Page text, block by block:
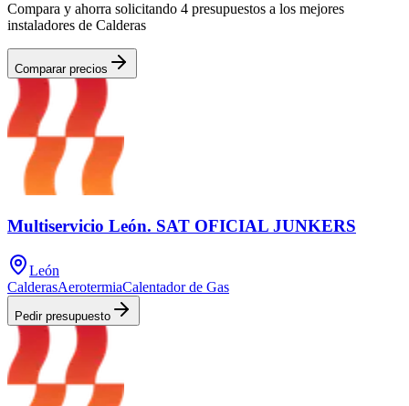
Compara y ahorra solicitando 4 presupuestos a los mejores
instaladores de Calderas
Comparar precios
Multiservicio León. SAT OFICIAL JUNKERS
León
CalderasAerotermiaCalentador de Gas
Pedir presupuesto